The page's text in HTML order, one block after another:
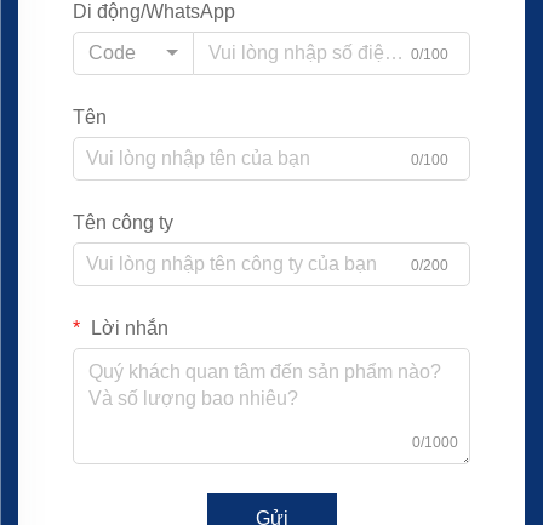
Di động/WhatsApp
Code
0/100
Tên
0/100
Tên công ty
0/200
Lời nhắn
0/1000
Gửi